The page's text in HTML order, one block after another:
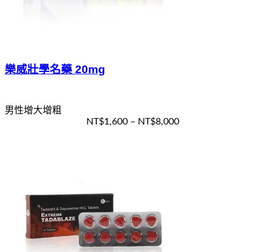
樂威壯學名藥 20mg
男性增大增粗
NT$1,600– NT$8,000